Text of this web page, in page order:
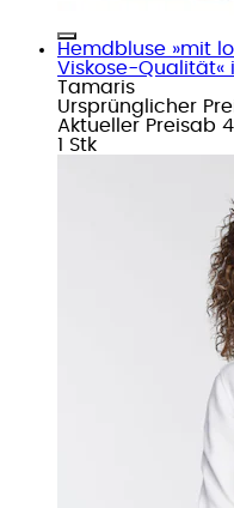
Hemdbluse »mit
Viskose-Qualität«
Tamaris
Ursprünglicher
Aktueller Preisab
1 Stk